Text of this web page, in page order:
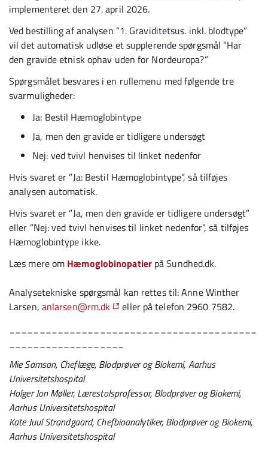
implementeret den 27. april 2026.
Ved bestilling af analysen ”1. Graviditetsus. inkl. blodtype”
vil det automatisk udløse et supplerende spørgsmål ”Har
den gravide etnisk ophav uden for Nordeuropa?”
Spørgsmålet besvares i en rullemenu med følgende tre
svarmuligheder:
Ja: Bestil Hæmoglobintype
Ja, men den gravide er tidligere undersøgt
Nej: ved tvivl henvises til linket nedenfor
Hvis svaret er ”Ja: Bestil Hæmoglobintype”, så tilføjes
analysen automatisk.
Hvis svaret er ”Ja, men den gravide er tidligere undersøgt”
eller ”Nej: ved tvivl henvises til linket nedenfor”, så tilføjes
Hæmoglobintype ikke.
Læs mere om Hæmoglobinopatierpå Sundhed.dk.
Analysetekniske spørgsmål kan rettes til: Anne Winther
Larsen, anlarsen@rm.dk
eller på telefon 2960 7582.
Mie Samson, Cheflæge, Blodprøver og Biokemi, Aarhus
Universitetshospital
Holger Jon Møller, Lærestolsprofessor, Blodprøver og Biokemi,
Aarhus Universitetshospital
Kate Juul Strandgaard, Chefbioanalytiker, Blodprøver og Biokemi,
Aarhus Universitetshospital